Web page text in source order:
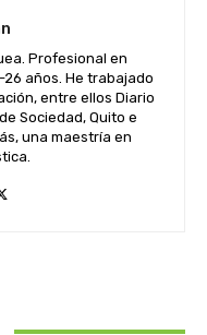
Profesional en
años. He trabajado
entre ellos Diario
Sociedad, Quito e
una maestría en